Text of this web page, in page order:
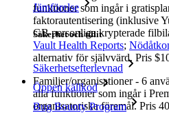
Jämförelse
Säkerhet och tillit
Säkerhetsefterlevnad
Öppen källkod
Bug Bounty Program
funktioner som ingår i
faktorautentisering (inklusive
GB personliga krypterade
Vault Health Reports;
alternativ för självvärd. Pris
Familjer/organisationer - 6
alla funktioner som ingår i
organisatoriska föremål. Pris